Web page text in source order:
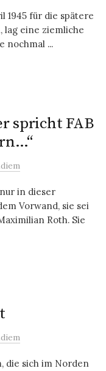
1945 für die spätere
lag eine ziemliche
nochmal ...
spricht FAB
in dieser
Vorwand, sie sei
Roth. Sie
die sich im Norden